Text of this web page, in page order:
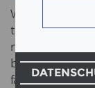
Wir freu­en uns,
tie­ren zu
neuen Lay­out
bie­tet allen
fang­rei­che